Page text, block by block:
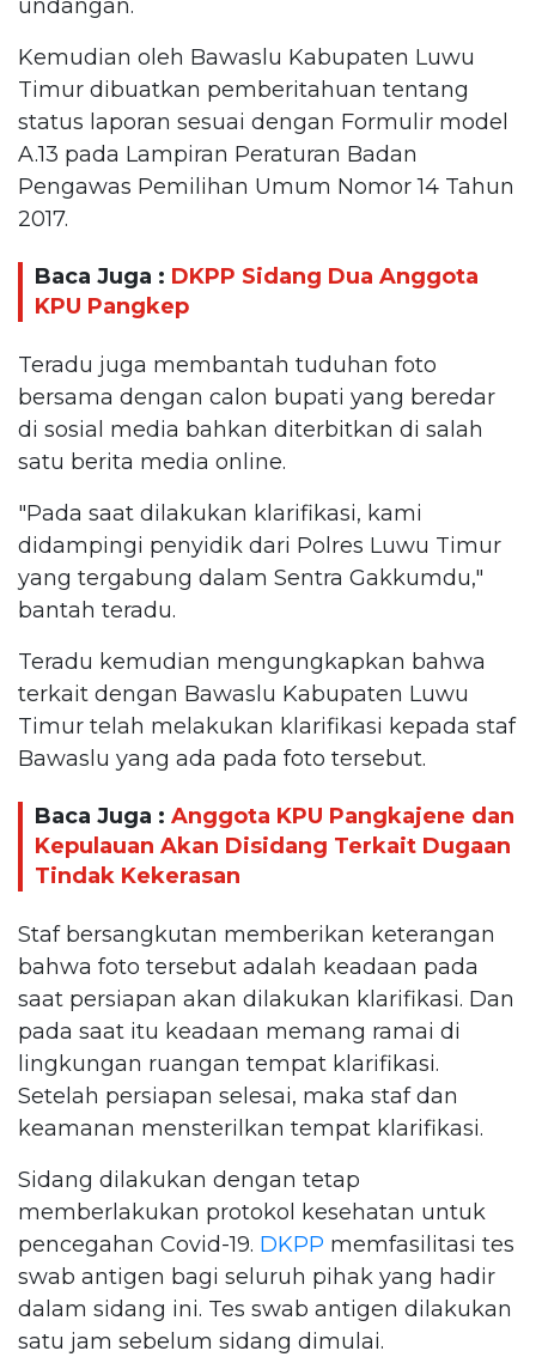
undangan.
Kemudian oleh Bawaslu Kabupaten Luwu
Timur dibuatkan pemberitahuan tentang
status laporan sesuai dengan Formulir model
A.13 pada Lampiran Peraturan Badan
Pengawas Pemilihan Umum Nomor 14 Tahun
2017.
Baca Juga : DKPP Sidang Dua Anggota
KPU Pangkep
Teradu juga membantah tuduhan foto
bersama dengan calon bupati yang beredar
di sosial media bahkan diterbitkan di salah
satu berita media online.
"Pada saat dilakukan klarifikasi, kami
didampingi penyidik dari Polres Luwu Timur
yang tergabung dalam Sentra Gakkumdu,"
bantah teradu.
Teradu kemudian mengungkapkan bahwa
terkait dengan Bawaslu Kabupaten Luwu
Timur telah melakukan klarifikasi kepada staf
Bawaslu yang ada pada foto tersebut.
Baca Juga : Anggota KPU Pangkajene dan
Kepulauan Akan Disidang Terkait Dugaan
Tindak Kekerasan
Staf bersangkutan memberikan keterangan
bahwa foto tersebut adalah keadaan pada
saat persiapan akan dilakukan klarifikasi. Dan
pada saat itu keadaan memang ramai di
lingkungan ruangan tempat klarifikasi.
Setelah persiapan selesai, maka staf dan
keamanan mensterilkan tempat klarifikasi.
Sidang dilakukan dengan tetap
memberlakukan protokol kesehatan untuk
pencegahan Covid-19. DKPP memfasilitasi tes
swab antigen bagi seluruh pihak yang hadir
dalam sidang ini. Tes swab antigen dilakukan
satu jam sebelum sidang dimulai.